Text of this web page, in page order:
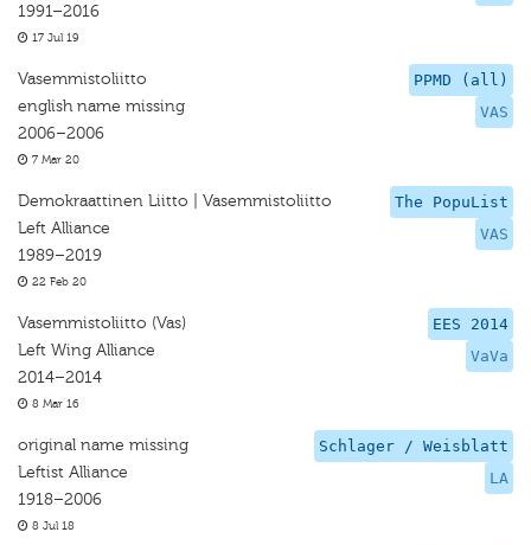
1991–2016
17 Jul 19
PPMD (all)
VAS
Vasemmistoliitto
english name missing
2006–2006
7 Mar 20
The PopuList
VAS
Demokraattinen Liitto | Vasemmistoliitto
Left Alliance
1989–2019
22 Feb 20
EES 2014
VaVa
Vasemmistoliitto (Vas)
Left Wing Alliance
2014–2014
8 Mar 16
Schlager / Weisblatt
LA
original name missing
Leftist Alliance
1918–2006
8 Jul 18